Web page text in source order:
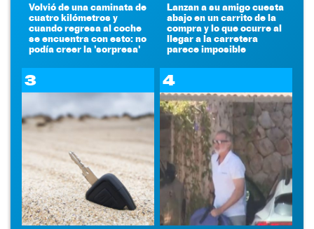
Volvió de una caminata de
cuatro kilómetros y
cuando regresa al coche
se encuentra con esto: no
podía creer la 'sorpresa'
Lanzan a su amigo cuesta
abajo en un carrito de la
compra y lo que ocurre al
llegar a la carretera
parece imposible
3 4